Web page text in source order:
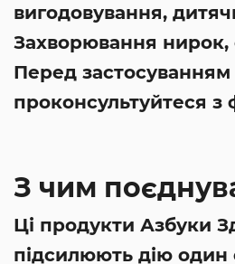
вигодовування,
Захворювання нирок,
Перед застосуванням
проконсультуйтеся з
З чим
Ці продукти Азбуки
підсилюють дію